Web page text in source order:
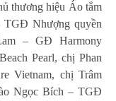
thương hiệu Áo tắm
Nhượng quyền
– GĐ Harmony
Pearl, chị Phan
Vietnam, chị Trâm
Ngọc Bích – TGĐ